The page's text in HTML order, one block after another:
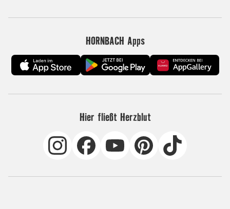
HORNBACH Apps
Hier fließt Herzblut